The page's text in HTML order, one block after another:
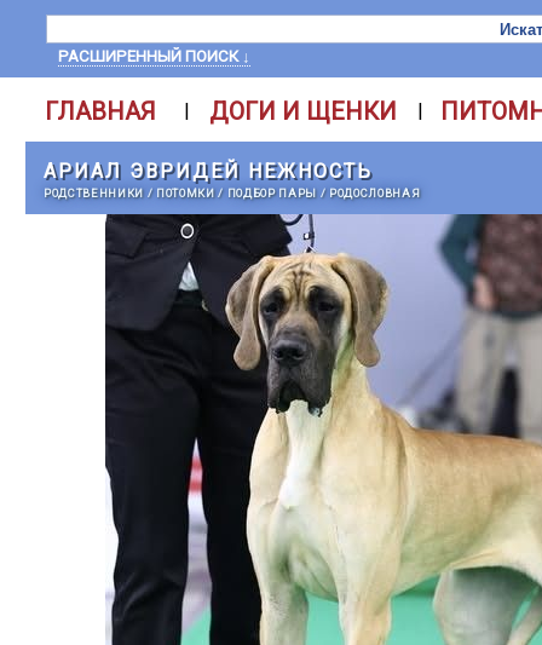
РАСШИРЕННЫЙ ПОИСК ↓
ГЛАВНАЯ | ДОГИ И ЩЕНКИ |
АРИАЛ ЭВРИДЕЙ НЕЖНОСТЬ
РОДСТВЕННИКИ / ПОТОМКИ/ ПОДБОР ПАРЫ / РОДОСЛОВНАЯ